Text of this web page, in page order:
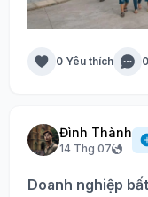
0 Yêu thích
Đình Thành
14 Thg 07
Doanh nghiệp